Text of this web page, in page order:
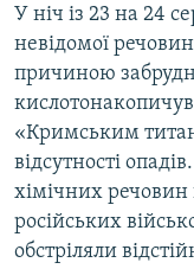
У ніч із 23 на 24
невідомої
причиною
«Кримським
відсутності
хімічних речовин
російських
обстріляли